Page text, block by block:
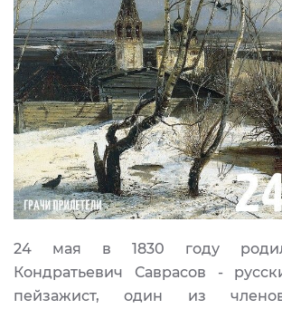
24 мая в 1830 году
Кондратьевич Саврасов -
пейзажист, один из членов-